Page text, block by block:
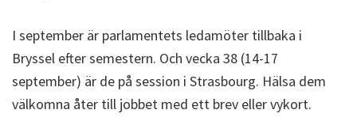
I september är parlamentets ledamöter tillbaka i
Bryssel efter semestern. Och vecka 38 (14-17
september) är de på session i Strasbourg. Hälsa dem
välkomna åter till jobbet med ett brev eller vykort.